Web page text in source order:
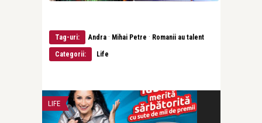
Tag-uri: Andra · Mihai Petre · Romanii au talent
Categorii: Life
LIFE